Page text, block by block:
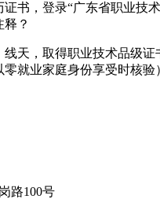
书，登录“广东省职业技
？
，取得职业技术品级证
就业家庭身份享受时核
路100号